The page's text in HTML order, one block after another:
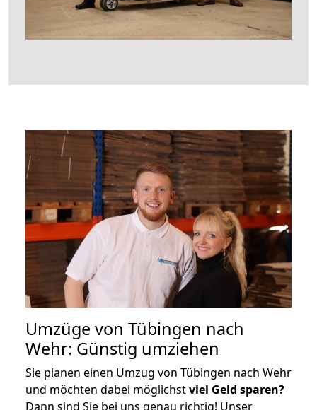
Umzüge von Tübingen nach
Wehr: Günstig umziehen
Sie planen einen Umzug von Tübingen nach Wehr
und möchten dabei möglichstviel Geld sparen?
Dann sind Sie bei uns genau richtig! Unser